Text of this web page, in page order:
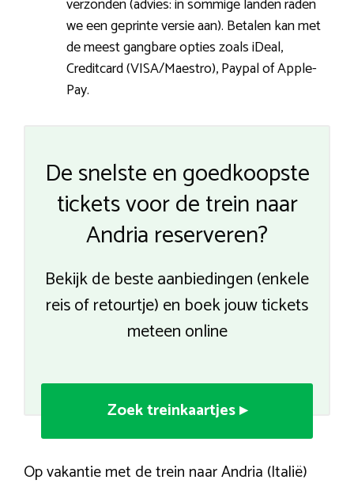
we een geprinte versie aan). Betalen kan met
de meest gangbare opties zoals iDeal,
Creditcard (VISA/Maestro), Paypal of Apple-
Pay.
De snelste en goedkoopste
tickets voor de trein naar
Andria reserveren?
Bekijk de beste aanbiedingen (enkele
reis of retourtje) en boek jouw tickets
meteen online
Zoek treinkaartjes ▸
Op vakantie met de trein naar Andria (Italië)